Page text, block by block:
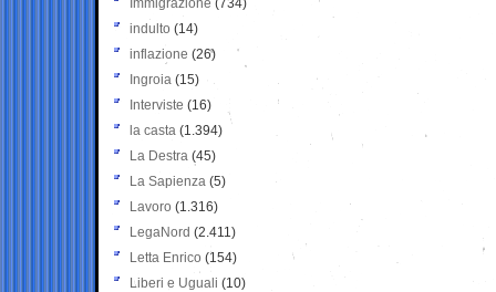
Immigrazione (734)
indulto (14)
inflazione (26)
Ingroia (15)
Interviste (16)
la casta (1.394)
La Destra (45)
La Sapienza (5)
Lavoro (1.316)
LegaNord (2.411)
Letta Enrico (154)
Liberi e Uguali (10)